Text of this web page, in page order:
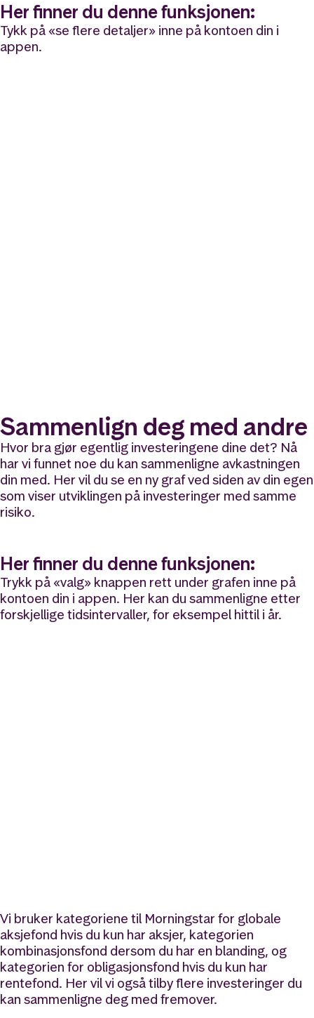
Her finner du denne funksjonen:
Tykk på «se flere detaljer» inne på kontoen din i
appen.
Sammenlign deg med andre
Hvor bra gjør egentlig investeringene dine det? Nå
har vi funnet noe du kan sammenligne avkastningen
din med. Her vil du se en ny graf ved siden av din egen
som viser utviklingen på investeringer med samme
risiko.
Her finner du denne funksjonen:
Trykk på «valg» knappen rett under grafen inne på
kontoen din i appen. Her kan du sammenligne etter
forskjellige tidsintervaller, for eksempel hittil i år.
Vi bruker kategoriene til Morningstar for globale
aksjefond hvis du kun har aksjer, kategorien
kombinasjonsfond dersom du har en blanding, og
kategorien for obligasjonsfond hvis du kun har
rentefond. Her vil vi også tilby flere investeringer du
kan sammenligne deg med fremover.